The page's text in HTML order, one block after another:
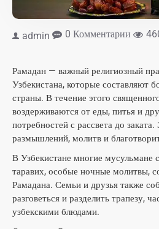
admin 0 Комментарии
Рамадан — важный религиозный
Узбекистана, которые составляют
страны. В течение этого
воздерживаются от еды, питья и
потребностей с рассвета до
размышлений, молитв и
В Узбекистане многие мусульмане
таравих, особые ночные молитвы,
Рамадана. Семьи и друзья также
разговеться и разделить трапезу,
узбекскими блюдами.